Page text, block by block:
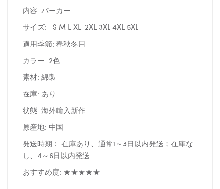
内容: パーカー
サイズ: S M L XL 2XL 3XL 4XL 5XL
適用季節: 春秋冬用
カラー: 2色
素材: 綿製
在庫: あり
状態: 海外輸入新作
原産地: 中国
発送時期： 在庫あり、通常1～3日以内発送；在庫な
し、4～6日以内発送
おすすめ度: ★★★★★